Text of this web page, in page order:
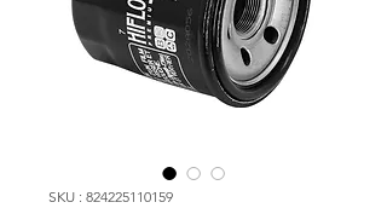
SKU : 824225110159